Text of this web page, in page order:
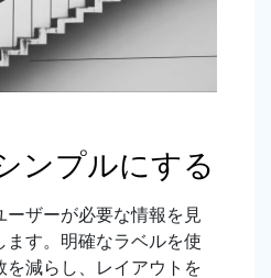
ンプルにする
ザーが必要な情報を見
す。明確なラベルを使
を減らし、レイアウトを